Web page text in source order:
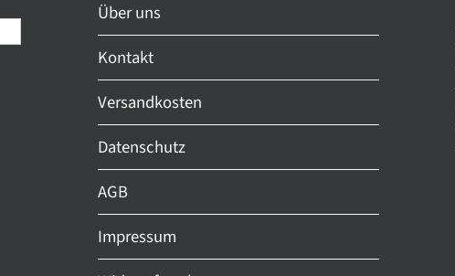
auf
der
Über uns
Kontakt
Versandkosten
Datenschutz
AGB
Impressum